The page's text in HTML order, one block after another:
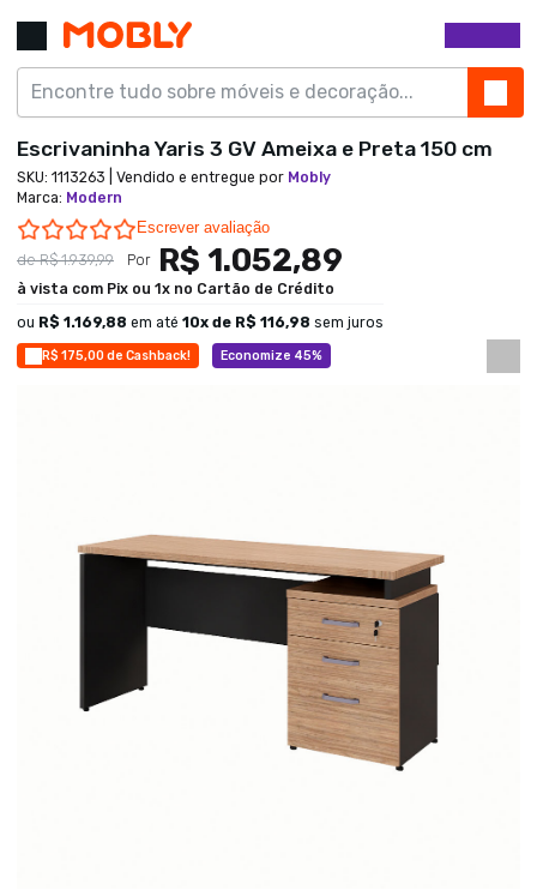
R$ 175,00 de Cashback! Economize 45%
Escrivaninha Yaris 3 GV Ameixa e Preta 150 cm
SKU: 1113263 | Vendido e entregue por Mobly
Marca: Modern
0.0 star rating
Escrever avaliação
deR$ 1.939,99 Por R$ 1.052,89
à vista com Pix ou 1x no Cartão de Crédito
ou R$ 1.169,88 em até 10x de R$ 116,98 sem juros